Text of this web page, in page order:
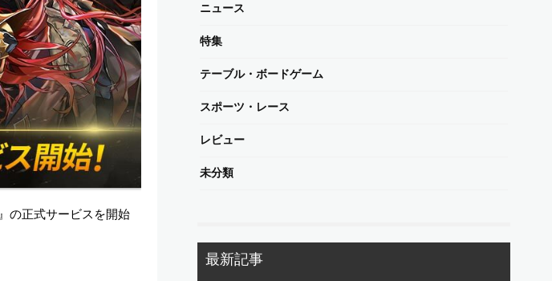
』の正式サービスを開始
ニュース
特集
テーブル・ボードゲーム
スポーツ・レース
レビュー
未分類
最新記事